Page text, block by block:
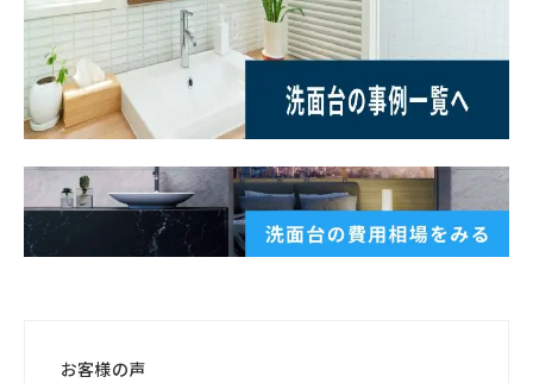
お客様の声